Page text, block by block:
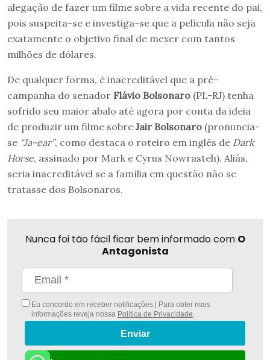
alegação de fazer um filme sobre a vida recente do pai,
pois suspeita-se e investiga-se que a película não seja
exatamente o objetivo final de mexer com tantos
milhões de dólares.
De qualquer forma, é inacreditável que a pré-
campanha do senador Flávio Bolsonaro (PL-RJ) tenha
sofrido seu maior abalo até agora por conta da ideia
de produzir um filme sobre Jair Bolsonaro (pronuncia-
se “Ja-ear”, como destaca o roteiro em inglês de Dark
Horse, assinado por Mark e Cyrus Nowrasteh). Aliás,
seria inacreditável se a família em questão não se
tratasse dos Bolsonaros.
Nunca foi tão fácil ficar bem informado com O
Antagonista
Eu concordo em receber notificações | Para obter mais
informações reveja nossa Política de Privacidade.
Enviar